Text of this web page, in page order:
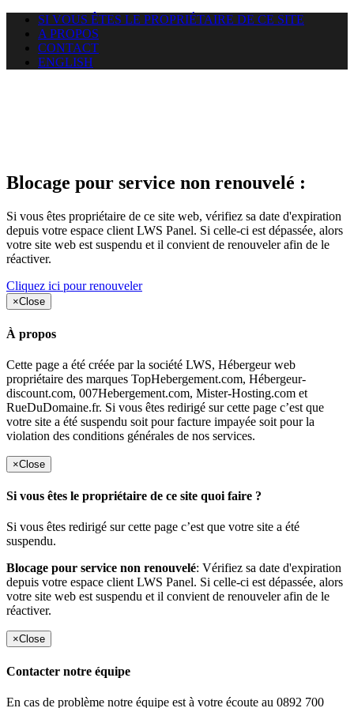
SI VOUS ÊTES LE PROPRIÉTAIRE DE CE SITE
A PROPOS
CONTACT
ENGLISH
Blocage pour service non renouvelé :
Si vous êtes propriétaire de ce site web, vérifiez sa date d'expiration
depuis votre espace client LWS Panel. Si celle-ci est dépassée, alors
votre site web est suspendu et il convient de renouveler afin de le
réactiver.
Cliquez ici pour renouveler
×Close
À propos
Cette page a été créée par la société LWS, Hébergeur web
propriétaire des marques TopHebergement.com, Hébergeur-
discount.com, 007Hebergement.com, Mister-Hosting.com et
RueDuDomaine.fr. Si vous êtes redirigé sur cette page c’est que
votre site a été suspendu soit pour facture impayée soit pour la
violation des conditions générales de nos services.
×Close
Si vous êtes le propriétaire de ce site quoi faire ?
Si vous êtes redirigé sur cette page c’est que votre site a été
suspendu.
Blocage pour service non renouvelé: Vérifiez sa date d'expiration
depuis votre espace client LWS Panel. Si celle-ci est dépassée, alors
votre site web est suspendu et il convient de renouveler afin de le
réactiver.
×Close
Contacter notre équipe
En cas de problème notre équipe est à votre écoute au 0892 700